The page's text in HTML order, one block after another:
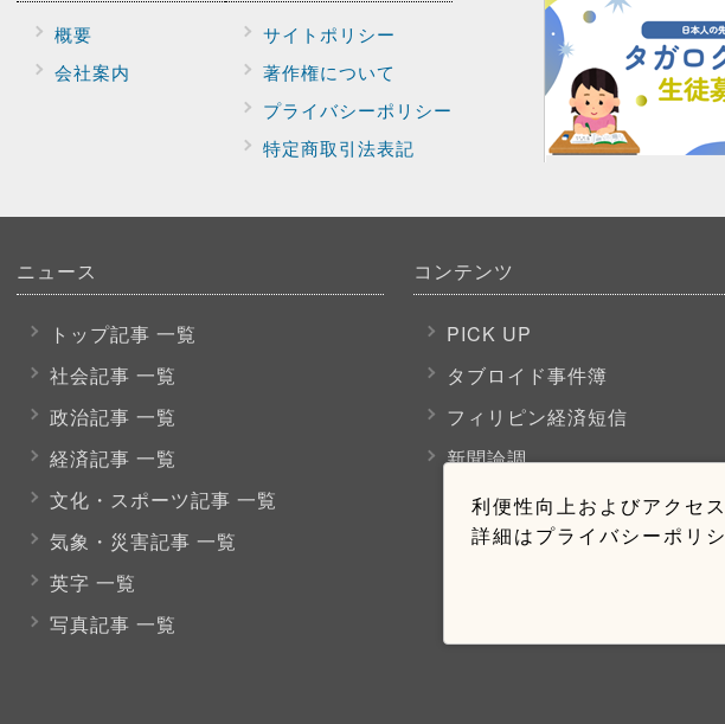
利便性向上およびアクセ
詳細はプライバシーポリ
概要
会社案内
サイトポリシー
著作権について
プライバシーポリシー
特定商取引法表記
ニュース
トップ記事 一覧
社会記事 一覧
政治記事 一覧
経済記事 一覧
文化・スポーツ記事 一覧
気象・災害記事 一覧
英字 一覧
写真記事 一覧
コンテンツ
PICK UP
タブロイド事件簿
フィリピン経済短信
新聞論調